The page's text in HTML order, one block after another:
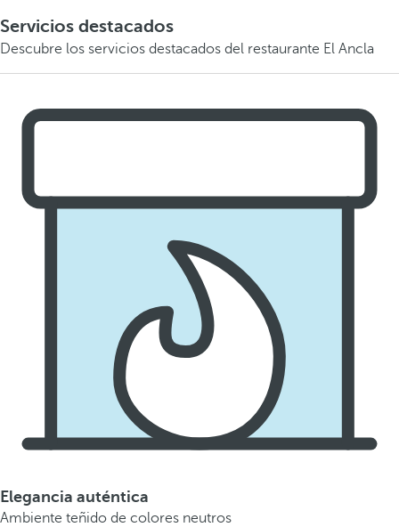
Servicios destacados
Descubre los servicios destacados del restaurante El Ancla
Elegancia auténtica
Ambiente teñido de colores neutros